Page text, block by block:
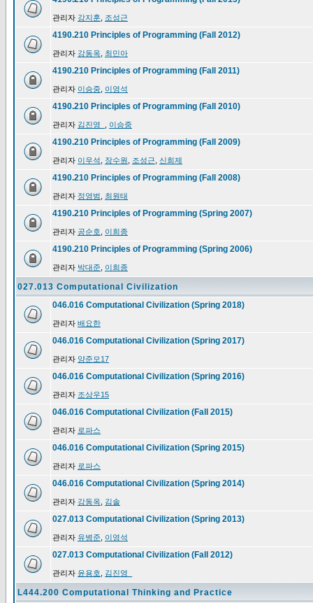
관리자 강지훈 조성근
4190.210 Principles of Programming (Fall 2012)
관리자 강동옥 최민아
4190.210 Principles of Programming (Fall 2011)
관리자 이승중 이영석
4190.210 Principles of Programming (Fall 2010)
관리자 김진영_ 이승중
4190.210 Principles of Programming (Fall 2009)
관리자 이우석 장수원 조성근 신희제
4190.210 Principles of Programming (Fall 2008)
관리자 정영범 최원태
4190.210 Principles of Programming (Spring 2007)
관리자 공순호 이희종
4190.210 Principles of Programming (Spring 2006)
관리자 박대준 이희종
027.013 Computational Civilization
046.016 Computational Civilization (Spring 2018)
관리자 배요한
046.016 Computational Civilization (Spring 2017)
관리자 양준모17
046.016 Computational Civilization (Spring 2016)
관리자 조상우15
046.016 Computational Civilization (Fall 2015)
관리자 로파스
046.016 Computational Civilization (Spring 2015)
관리자 로파스
046.016 Computational Civilization (Spring 2014)
관리자 강동옥 김솔
027.013 Computational Civilization (Spring 2013)
관리자 유병준 이영석
027.013 Computational Civilization (Fall 2012)
관리자 윤용호 김진영_
L444.200 Computational Thinking and Practice